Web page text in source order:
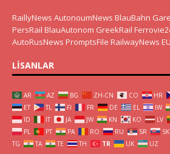
RaillyNews AutonoumNews BlauBahn
PersRail BlauAutonom GreekRail
AutoRusNews PromptsFile RailwayNews EU
LISANLAR
AR AZ BG ZH-CN CO HR
ET
TL FI FR DE EL IW
ID
IT JA JW KN KO LV
PL
PT PA RO RU SR SK
TG
TA TE TH TR UK UZ